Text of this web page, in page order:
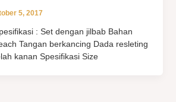
5, 2017
: Set dengan jilbab Bahan
Tangan berkancing Dada resleting
kanan Spesifikasi Size